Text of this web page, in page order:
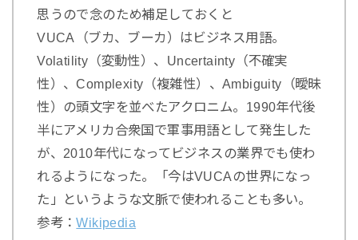
思うので念のため補足しておくと
VUCA（ブカ、ブーカ）はビジネス用語。
Volatility（変動性）、Uncertainty（不確実
性）、Complexity（複雑性）、Ambiguity（曖昧
性）の頭文字を並べたアクロニム。1990年代後
半にアメリカ合衆国で軍事用語として発生した
が、2010年代になってビジネスの業界でも使わ
れるようになった。「今はVUCAの世界になっ
た」というような文脈で使われることも多い。
参考：Wikipedia